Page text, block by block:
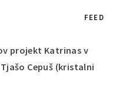
FEED
projekt Katrinas v
Cepuš (kristalni